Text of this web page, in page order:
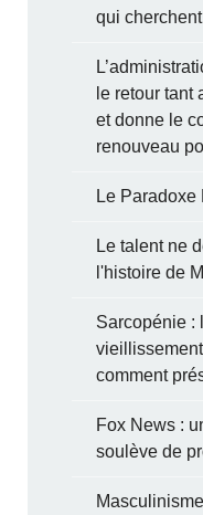
qui
le retour tant
et donne le
renouveau
Le Paradoxe
Le talent ne
l'histoire de
Sarcopénie :
comment
Fox News :
soulève de